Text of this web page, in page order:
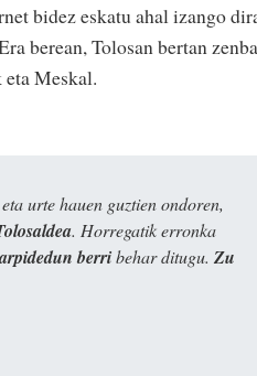
bidez eskatu ahal izango
berean, Tolosan bertan
Meskal.
urte hauen guztien ondoren,
. Horregatik erronka
berribehar ditugu. Zu